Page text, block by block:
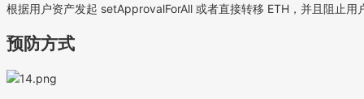
根据用户资产发起 setApprovalForAll 或者直接转移 ETH，并且阻止
预防方式